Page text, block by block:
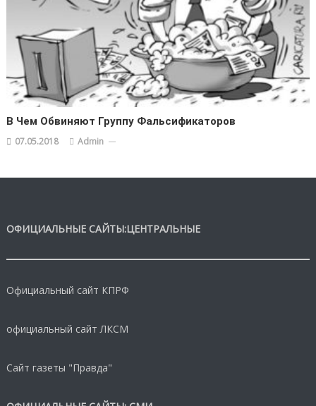
В Чем Обвиняют Группу Фальсификаторов
07.05.2018 Admin
ОФИЦИАЛЬНЫЕ САЙТЫ:ЦЕНТРАЛЬНЫЕ
Официальный сайт КПРФ
официальный сайт ЛКСМ
Сайт газеты "Правда"